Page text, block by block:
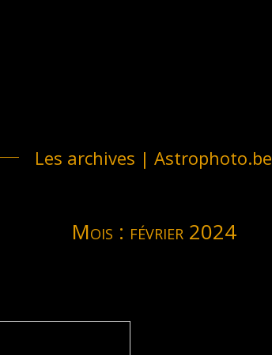
Les archives | Astrophoto.be
Mois : février 2024